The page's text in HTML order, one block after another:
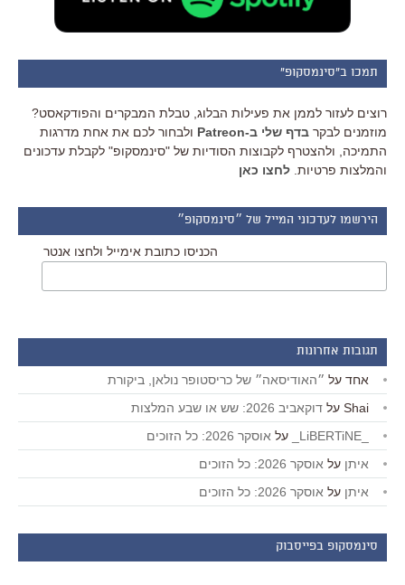
תמכו ב"סינמסקופ"
רוצים לעזור לממן את פעילות הבלוג, טבלת המבקרים והפודקאסט?
מוזמנים לבקר בדף שלי ב-Patreon
ולבחור לכם את אחת מדרגות
התמיכה, ולהצטרף לקבוצות הסודיות של "סינמסקופ" לקבלת עדכונים
והמלצות פרטיות. לחצו כאן
הירשמו לעדכוני המייל של ״סינמסקופ״
הכניסו כתובת אימייל ולחצו אנטר
תגובות אחרונות
אחד על ״האודיסאה״ של כריסטופר נולאן, ביקורת
Shai על דוקאביב 2026: שש או שבע המלצות
על אוסקר 2026: כל הזוכים
איתן על אוסקר 2026: כל הזוכים
איתן על אוסקר 2026: כל הזוכים
סינמסקופ בפייסבוק